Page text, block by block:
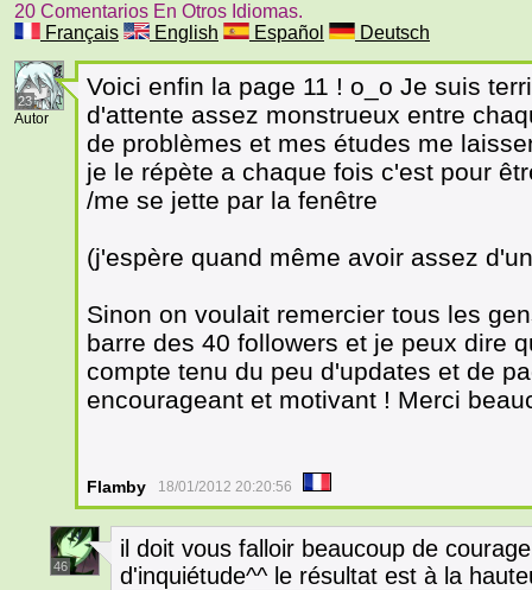
20 Comentarios En Otros Idiomas.
Français
English Español Deutsch
23
Autor
Voici enfin la page 11 ! o_o Je suis
d'attente assez monstrueux entre
de problèmes et mes études me
je le répète a chaque fois c'est pour
/me se jette par la fenêtre
(j'espère quand même avoir assez
Sinon on voulait remercier tous les
barre des 40 followers et je peux dire
compte tenu du peu d'updates et de
encourageant et motivant ! Merci
Flamby 18/01/2012 20:20:56
46
il doit vous falloir beaucoup de
d'inquiétude^^ le résultat est à la